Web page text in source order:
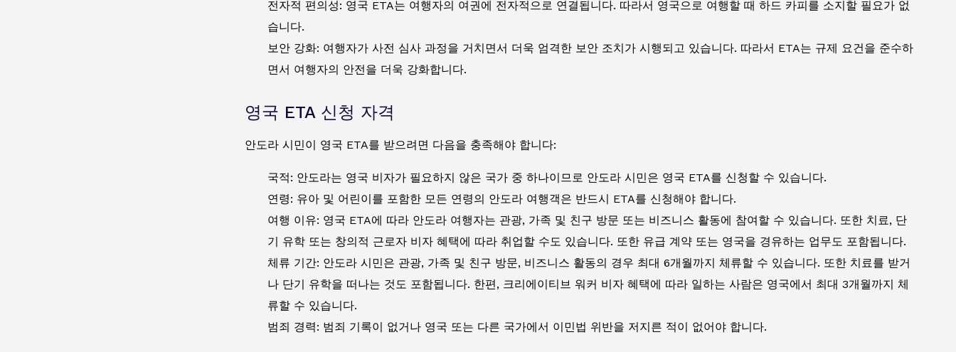
전자적 편의성: 영국 ETA는 여행자의 여권에 전자적으로 연결됩니다. 따라서 영국으로 여행할 때 하드 카피를 소지할 필요가 없
습니다.
보안 강화: 여행자가 사전 심사 과정을 거치면서 더욱 엄격한 보안 조치가 시행되고 있습니다. 따라서 ETA는 규제 요건을 준수하
면서 여행자의 안전을 더욱 강화합니다.
영국 ETA 신청 자격
안도라 시민이 영국 ETA를 받으려면 다음을 충족해야 합니다:
국적: 안도라는 영국 비자가 필요하지 않은 국가 중 하나이므로 안도라 시민은 영국 ETA를 신청할 수 있습니다.
연령: 유아 및 어린이를 포함한 모든 연령의 안도라 여행객은 반드시 ETA를 신청해야 합니다.
여행 이유: 영국 ETA에 따라 안도라 여행자는 관광, 가족 및 친구 방문 또는 비즈니스 활동에 참여할 수 있습니다. 또한 치료, 단
기 유학 또는 창의적 근로자 비자 혜택에 따라 취업할 수도 있습니다. 또한 유급 계약 또는 영국을 경유하는 업무도 포함됩니다.
체류 기간: 안도라 시민은 관광, 가족 및 친구 방문, 비즈니스 활동의 경우 최대 6개월까지 체류할 수 있습니다. 또한 치료를 받거
나 단기 유학을 떠나는 것도 포함됩니다. 한편, 크리에이티브 워커 비자 혜택에 따라 일하는 사람은 영국에서 최대 3개월까지 체
류할 수 있습니다.
범죄 경력: 범죄 기록이 없거나 영국 또는 다른 국가에서 이민법 위반을 저지른 적이 없어야 합니다.